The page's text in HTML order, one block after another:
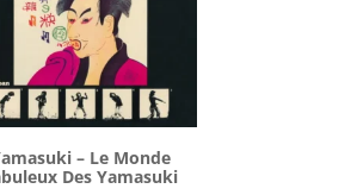
‎– Le Monde
Des Yamasuki